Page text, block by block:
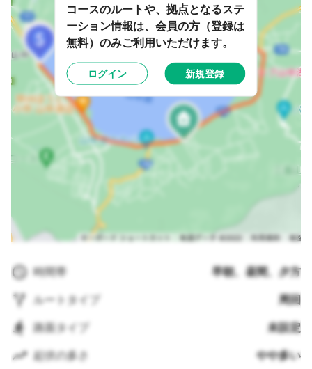
時間帯 早朝、昼間、夕方
ルートタイプ 周回
路面タイプ 未設定
起伏の多さ やや多い
コースのルートや、拠点となるステ
ーション情報は、会員の方（登録は
無料）のみご利用いただけます。
ログイン 新規登録